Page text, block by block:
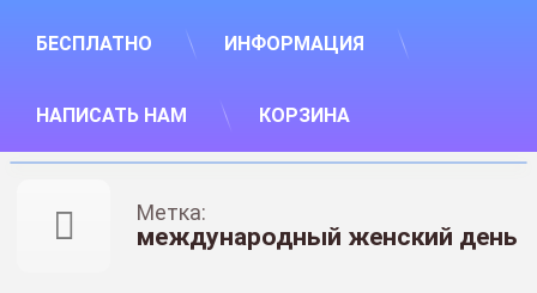
БЕСПЛАТНО ИНФОРМАЦИЯ
НАПИСАТЬ НАМ КОРЗИНА
Метка:
международный женский день